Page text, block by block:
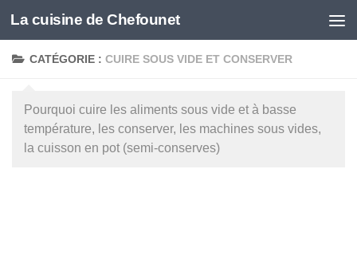
Skip to content
La cuisine de Chefounet
CATÉGORIE : CUIRE SOUS VIDE ET CONSERVER
Pourquoi cuire les aliments sous vide et à basse
température, les conserver, les machines sous vides,
la cuisson en pot (semi-conserves)